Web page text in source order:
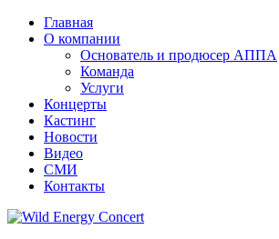
Главная
О компании
Основатель и продюсер АППА
Команда
Услуги
Концерты
Кастинг
Новости
Видео
СМИ
Контакты